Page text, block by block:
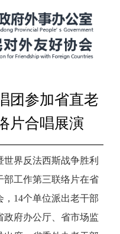
团参加省直老
片合唱展演
界反法西斯战争胜利
部工作第三联络片在省
14个单位派出老干部
政府办公厅、省市场监